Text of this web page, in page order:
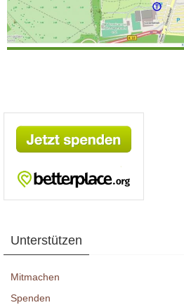
Unterstützen
Mitmachen
Spenden